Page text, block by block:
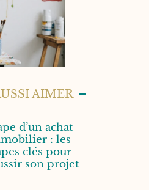
AIMER
d’un achat
: les
clés pour
son projet